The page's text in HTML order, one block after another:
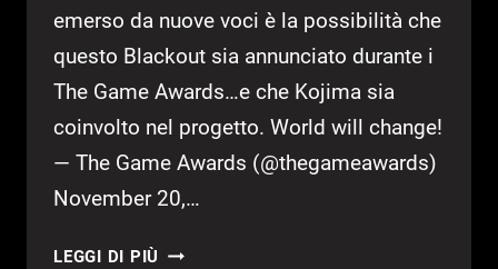
emerso da nuove voci è la possibilità che
questo Blackout sia annunciato durante i
The Game Awards…e che Kojima sia
coinvolto nel progetto. World will change!
— The Game Awards (@thegameawards)
November 20,…
LEGGI DI PIÙ UN